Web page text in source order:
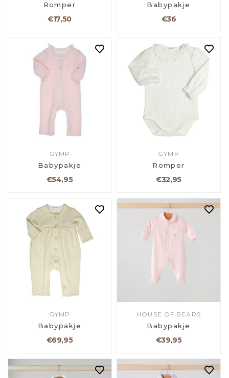
Romper
€17,50
Babypakje
€36
GYMP
Babypakje
€54,95
GYMP
Romper
€32,95
GYMP
Babypakje
€69,95
HOUSE OF BEARS
Babypakje
€39,95